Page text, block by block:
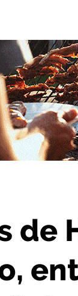
de Haro, Nájera y
de